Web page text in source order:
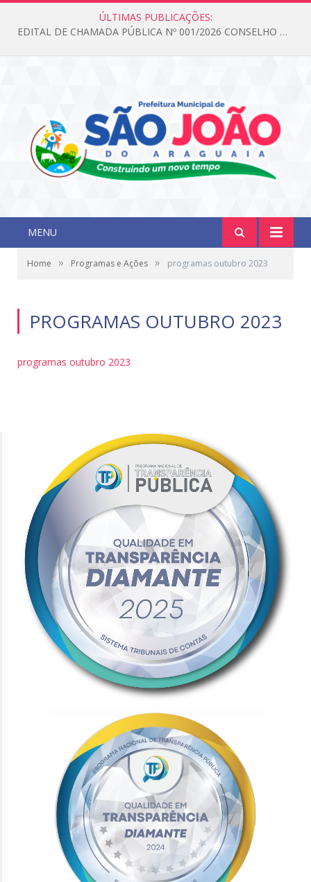
ÚLTIMAS PUBLICAÇÕES:
EDITAL DE CHAMADA PÚBLICA Nº 001/2026 CONSELHO DOS DIREITOS DA CRIANÇA E DO ADOLESCENTE
MENU
Home » Programas e Ações » programas outubro 2023
PROGRAMAS OUTUBRO 2023
programas outubro 2023